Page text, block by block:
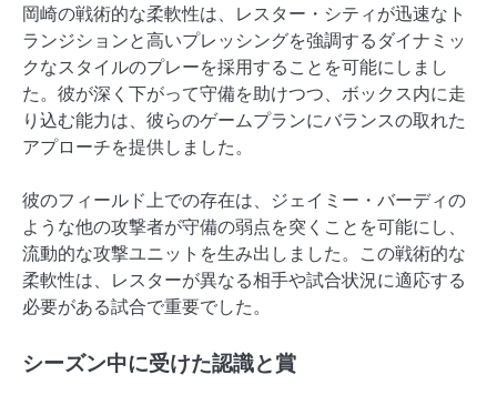
岡崎の戦術的な柔軟性は、レスター・シティが迅速なト
ランジションと高いプレッシングを強調するダイナミッ
クなスタイルのプレーを採用することを可能にしまし
た。彼が深く下がって守備を助けつつ、ボックス内に走
り込む能力は、彼らのゲームプランにバランスの取れた
アプローチを提供しました。
彼のフィールド上での存在は、ジェイミー・バーディの
ような他の攻撃者が守備の弱点を突くことを可能にし、
流動的な攻撃ユニットを生み出しました。この戦術的な
柔軟性は、レスターが異なる相手や試合状況に適応する
必要がある試合で重要でした。
シーズン中に受けた認識と賞